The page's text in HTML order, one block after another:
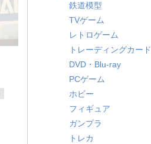
鉄道模型
TVゲーム
レトロゲーム
トレーディングカード
DVD・Blu-ray
PCゲーム
ホビー
フィギュア
ガンプラ
トレカ